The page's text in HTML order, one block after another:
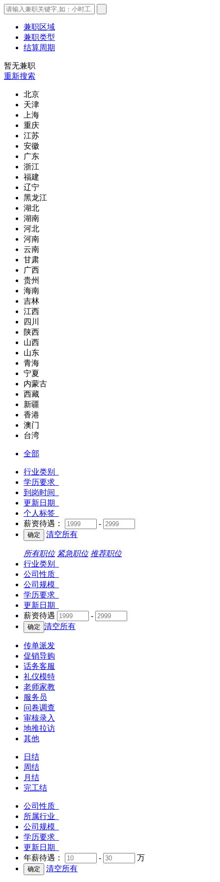
兼职区域
兼职类型
结算周期
暂无兼职
重新搜索
北京
天津
上海
重庆
江苏
安徽
广东
浙江
福建
辽宁
黑龙江
湖北
湖南
河北
河南
云南
甘肃
广西
贵州
海南
吉林
江西
四川
陕西
山西
山东
青海
宁夏
内蒙古
西藏
新疆
香港
澳门
台湾
全部
行业类别
学历要求
到岗时间
更新日期
个人标签
薪资待遇：
-
清空所有
所有职位 紧急职位 推荐职位
行业类别
公司性质
公司规模
学历要求
更新日期
薪资待遇
-
清空所有
传单派发
促销导购
话务客服
礼仪模特
老师家教
服务员
问卷调查
审核录入
地推拉访
其他
日结
周结
月结
完工结
公司性质
所属行业
公司规模
学历要求
更新日期
年薪待遇：
-
万
清空所有